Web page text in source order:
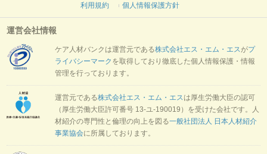
利用規約 個人情報保護方針
運営会社情報
ケア人材バンクは運営元である株式会社エス・エム・エスがプ
ライバシーマーク を取得しており徹底した個人情報保護・情報
管理を行っております。
運営元である株式会社エス・エム・エスは厚生労働大臣の認可
（厚生労働大臣許可番号 13-ユ-190019）を受けた会社です。人
材紹介の専門性と倫理の向上を図る一般社団法人 日本人材紹介
事業協会に所属しております。